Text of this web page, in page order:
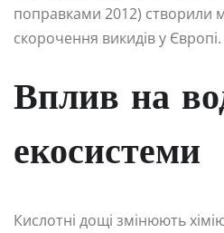
поправками 2012) створили
скорочення викидів у Європі.
Вплив на
екосистеми
Кислотні дощі змінюють